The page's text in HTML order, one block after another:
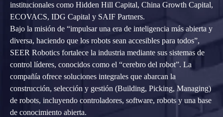
institucionales como Hidden Hill Capital, China Growth Capital,
ECOVACS, IDG Capital y SAIF Partners.
Bajo la misión de “impulsar una era de inteligencia más abierta y
diversa, haciendo que los robots sean accesibles para todos”,
SEER Robotics fortalece la industria mediante sus sistemas de
control líderes, conocidos como el “cerebro del robot”. La
compañía ofrece soluciones integrales que abarcan la
construcción, selección y gestión (Building, Picking, Managing)
de robots, incluyendo controladores, software, robots y una base
de conocimiento abierta.